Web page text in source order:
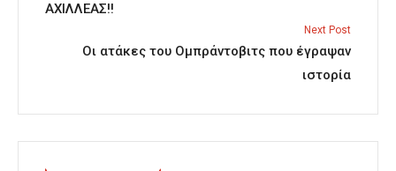
ΑΧΙΛΛΕΑΣ!!
Next Post
Οι ατάκες του Ομπράντοβιτς που έγραψαν
ιστορία